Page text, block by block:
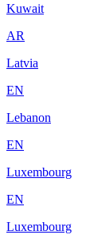
Kuwait
AR
Latvia
EN
Lebanon
EN
Luxembourg
EN
Luxembourg